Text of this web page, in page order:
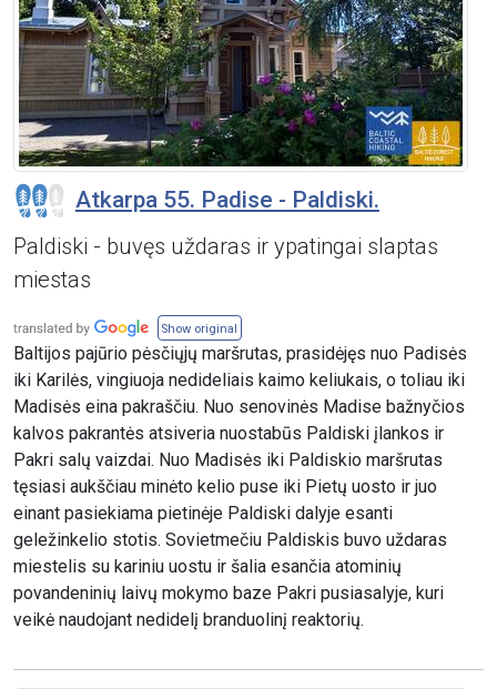
Atkarpa 55. Padise - Paldiski.
Paldiski - buvęs uždaras ir ypatingai slaptas
miestas
Show original
Baltijos pajūrio pėsčiųjų maršrutas, prasidėjęs nuo Padisės
iki Karilės, vingiuoja nedideliais kaimo keliukais, o toliau iki
Madisės eina pakraščiu. Nuo senovinės Madise bažnyčios
kalvos pakrantės atsiveria nuostabūs Paldiski įlankos ir
Pakri salų vaizdai. Nuo Madisės iki Paldiskio maršrutas
tęsiasi aukščiau minėto kelio puse iki Pietų uosto ir juo
einant pasiekiama pietinėje Paldiski dalyje esanti
geležinkelio stotis. Sovietmečiu Paldiskis buvo uždaras
miestelis su kariniu uostu ir šalia esančia atominių
povandeninių laivų mokymo baze Pakri pusiasalyje, kuri
veikė naudojant nedidelį branduolinį reaktorių.